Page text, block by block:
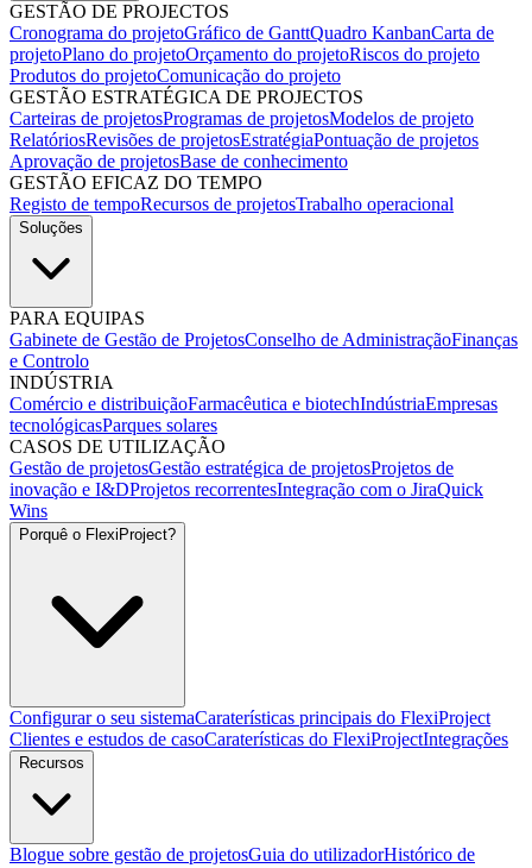
GESTÃO DE PROJECTOS
Cronograma do projetoGráfico de GanttQuadro KanbanCarta de
projetoPlano do projetoOrçamento do projetoRiscos do projeto
Produtos do projetoComunicação do projeto
GESTÃO ESTRATÉGICA DE PROJECTOS
Carteiras de projetosProgramas de projetosModelos de projeto
RelatóriosRevisões de projetosEstratégiaPontuação de projetos
Aprovação de projetosBase de conhecimento
GESTÃO EFICAZ DO TEMPO
Registo de tempoRecursos de projetosTrabalho operacional
Soluções
PARA EQUIPAS
Gabinete de Gestão de ProjetosConselho de AdministraçãoFinanças
e Controlo
INDÚSTRIA
Comércio e distribuiçãoFarmacêutica e biotechIndústriaEmpresas
tecnológicasParques solares
CASOS DE UTILIZAÇÃO
Gestão de projetosGestão estratégica de projetosProjetos de
inovação e I&DProjetos recorrentesIntegração com o JiraQuick
Wins
Porquê o FlexiProject?
Configurar o seu sistemaCaraterísticas principais do FlexiProject
Clientes e estudos de casoCaraterísticas do FlexiProjectIntegrações
Recursos
Blogue sobre gestão de projetosGuia do utilizadorHistórico de